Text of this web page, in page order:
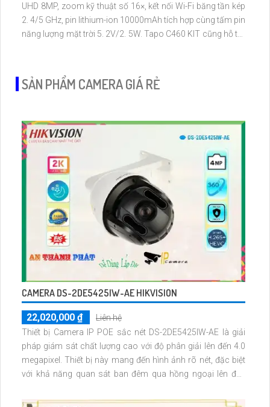
UHD 8MP, zoom kỹ thuật số 16×, kết nối Wi-Fi băng tần kép
2. 4/5 GHz, pin lithium-ion 10000mAh tích hợp cùng tấm pin
năng lượng mặt trời 5. 2V/2. 5W. Tapo C460 KIT cũng hỗ trợ
SẢN PHẨM CAMERA GIÁ RẺ
CAMERA DS-2DE5425IW-AE HIKVISION
22,020,000 ₫
Liên hệ
Thiết bị Camera IP POE sắc nét DS-2DE5425IW-AE là giải
pháp giám sát chất lượng cao với độ phân giải lên đến 4.0
megapixel. Thiết bị này mang đến hình ảnh rõ nét, đặc biệt
với khả năng quan sát ban đêm qua hồng ngoại lên đến
lượng mà còn tiết kiệm trong việc lắp đặt